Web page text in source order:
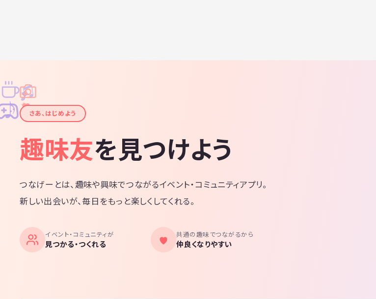
✦
✦
✧
✧
♪
♫
さあ、はじめよう
趣味友を見つけよう
つなげーとは、趣味や興味でつながるイベント・コミュニティアプリ。
新しい出会いが、毎日をもっと楽しくしてくれる。
イベント・コミュニティが
見つかる・つくれる
共通の趣味でつながるから
仲良くなりやすい